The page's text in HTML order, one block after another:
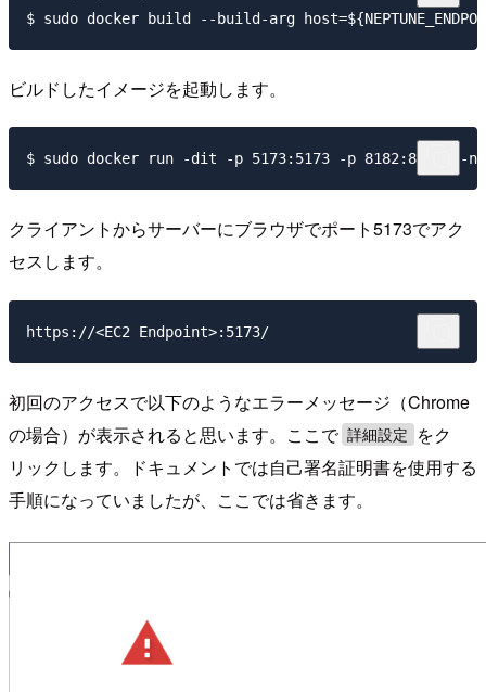
ビルドしたイメージを起動します。
クライアントからサーバーにブラウザでポート5173でアク
セスします。
初回のアクセスで以下のようなエラーメッセージ（Chrome
の場合）が表示されると思います。ここで 詳細設定
をク
リックします。ドキュメントでは自己署名証明書を使用する
手順になっていましたが、ここでは省きます。